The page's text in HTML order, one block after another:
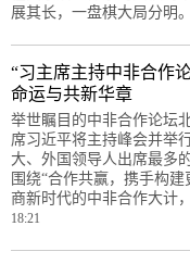
展其长，一盘棋大局分明。
“习主席主持中非合作
命运与共新华章
举世瞩目的中非合作论坛
席习近平将主持峰会并举
大、外国领导人出席最多
围绕“合作共赢，携手构
商新时代的中非合作大计
18:21